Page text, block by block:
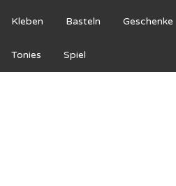
Kleben Basteln Geschenke
Tonies Spiel